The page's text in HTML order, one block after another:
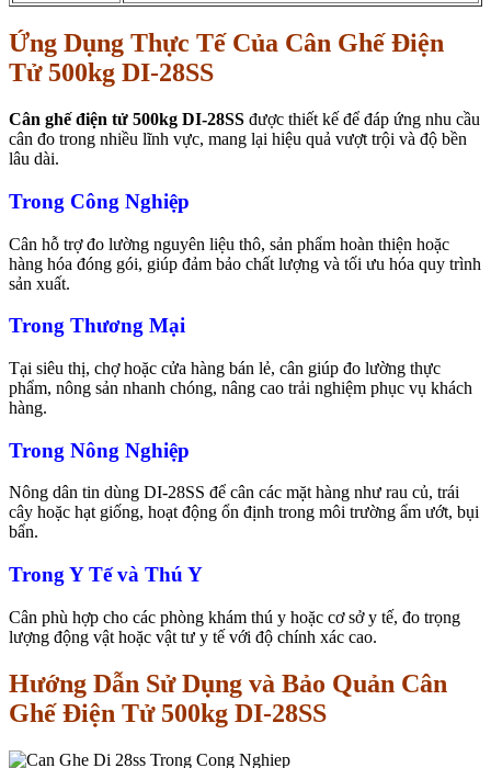
Ứng Dụng Thực Tế Của Cân Ghế Điện
Tử 500kg DI-28SS
Cân ghế điện tử 500kg DI-28SS được thiết kế để đáp ứng nhu cầu
cân đo trong nhiều lĩnh vực, mang lại hiệu quả vượt trội và độ bền
lâu dài.
Trong Công Nghiệp
Cân hỗ trợ đo lường nguyên liệu thô, sản phẩm hoàn thiện hoặc
hàng hóa đóng gói, giúp đảm bảo chất lượng và tối ưu hóa quy trình
sản xuất.
Trong Thương Mại
Tại siêu thị, chợ hoặc cửa hàng bán lẻ, cân giúp đo lường thực
phẩm, nông sản nhanh chóng, nâng cao trải nghiệm phục vụ khách
hàng.
Trong Nông Nghiệp
Nông dân tin dùng DI-28SS để cân các mặt hàng như rau củ, trái
cây hoặc hạt giống, hoạt động ổn định trong môi trường ẩm ướt, bụi
bẩn.
Trong Y Tế và Thú Y
Cân phù hợp cho các phòng khám thú y hoặc cơ sở y tế, đo trọng
lượng động vật hoặc vật tư y tế với độ chính xác cao.
Hướng Dẫn Sử Dụng và Bảo Quản Cân
Ghế Điện Tử 500kg DI-28SS